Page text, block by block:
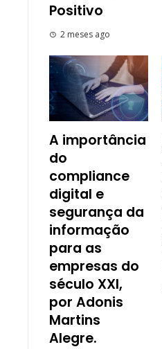
Positivo
2 meses ago
A importância
do
compliance
digital e
segurança da
informação
para as
empresas do
século XXI,
por Adonis
Martins
Alegre.